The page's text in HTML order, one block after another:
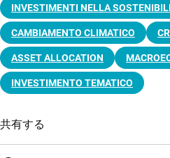
INVESTIMENTI NELLA
CAMBIAMENTO CLIMATICO
ASSET ALLOCATION
INVESTIMENTO TEMATICO
共有する